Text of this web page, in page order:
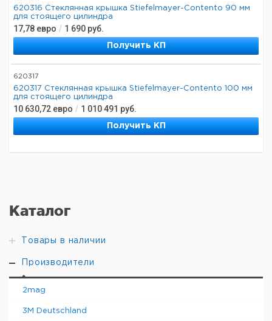
Каталог
Товары в наличии
Производители
2mag
3M Deutschland
620316 Стеклянная крышка Stiefelmayer-Contento 90 мм
для стоящего цилиндра
17,78 евро / 1 690 руб.
Получить КП
620317
620317 Стеклянная крышка Stiefelmayer-Contento 100 мм
для стоящего цилиндра
10 630,72 евро / 1 010 491 руб.
Получить КП